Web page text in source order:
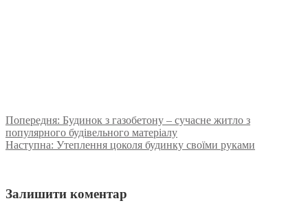
Попередня: Будинок з газобетону – сучасне житло з
популярного будівельного матеріалу
Наступна: Утеплення цоколя будинку своїми руками
Залишити коментар